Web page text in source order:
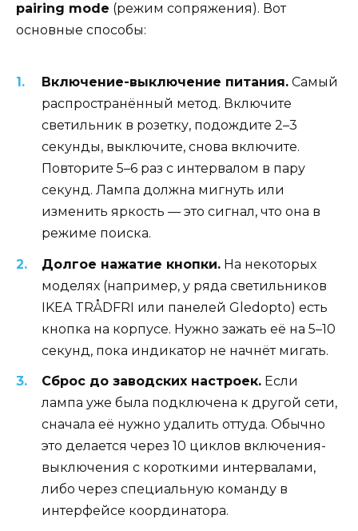
pairing mode (режим сопряжения). Вот
основные способы:
Включение-выключение питания. Самый
распространённый метод. Включите
светильник в розетку, подождите 2–3
секунды, выключите, снова включите.
Повторите 5–6 раз с интервалом в пару
секунд. Лампа должна мигнуть или
изменить яркость — это сигнал, что она в
режиме поиска.
Долгое нажатие кнопки. На некоторых
моделях (например, у ряда светильников
IKEA TRÅDFRI или панелей Gledopto) есть
кнопка на корпусе. Нужно зажать её на 5–10
секунд, пока индикатор не начнёт мигать.
Сброс до заводских настроек. Если
лампа уже была подключена к другой сети,
сначала её нужно удалить оттуда. Обычно
это делается через 10 циклов включения-
выключения с короткими интервалами,
либо через специальную команду в
интерфейсе координатора.